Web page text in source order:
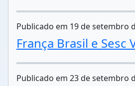
Publicado em 19 de setembro
França Brasil e Sesc
Publicado em 23 de setembro